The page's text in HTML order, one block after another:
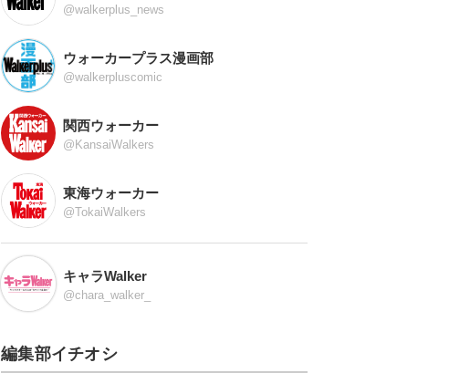
@walkerplus_news
ウォーカープラス漫画部
@walkerpluscomic
関西ウォーカー
@KansaiWalkers
東海ウォーカー
@TokaiWalkers
キャラWalker
@chara_walker_
編集部イチオシ